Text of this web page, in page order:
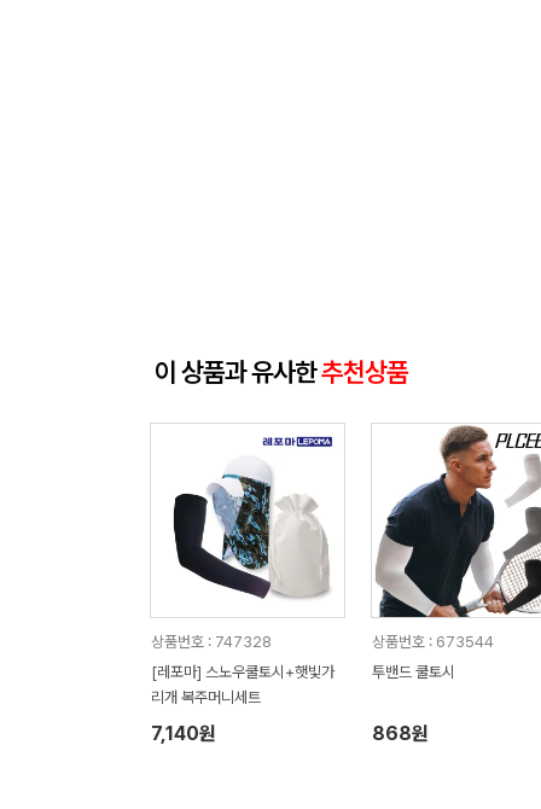
이 상품과 유사한추천상품
상품번호 : 747328
[레포마] 스노우쿨토시+햇빛가
리개 복주머니세트
7,140원
상품번호 : 673544
투밴드 쿨토시
868원